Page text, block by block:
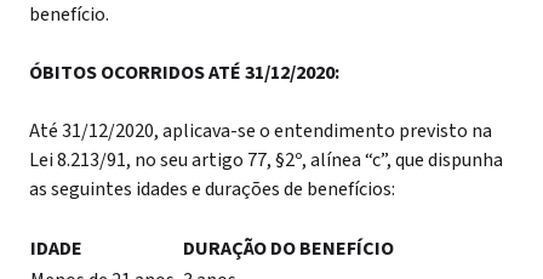
benefício.
ÓBITOS OCORRIDOS ATÉ 31/12/2020:
Até 31/12/2020, aplicava-se o entendimento previsto na
Lei 8.213/91, no seu artigo 77, §2º, alínea “c”, que dispunha
as seguintes idades e durações de benefícios:
IDADE
DURAÇÃO DO BENEFÍCIO